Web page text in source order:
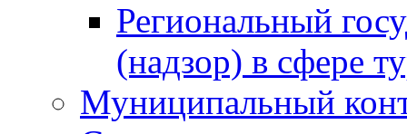
Региональный
(надзор) в сфере
Муниципальный